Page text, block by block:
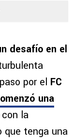
desafío en el
por el FC
una
con la
que tenga una